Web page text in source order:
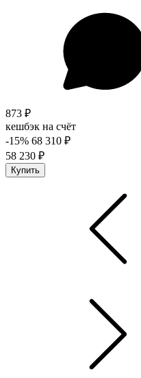
873 ₽
кешбэк на счёт
-15% 68 310 ₽
58 230 ₽
Купить